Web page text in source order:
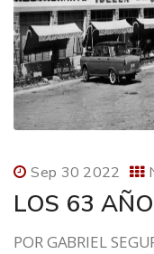
Sep 30 2022
LOS 63
POR GABRIEL